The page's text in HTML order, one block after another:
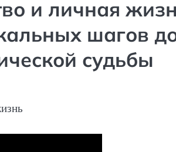
и личная
шагов
судьбы